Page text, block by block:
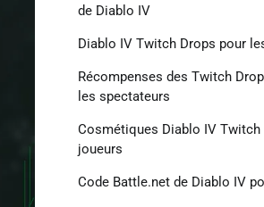
de Diablo IV
Diablo IV Twitch Drops pour
Récompenses des Twitch
les spectateurs
Cosmétiques Diablo IV Twitch
joueurs
Code Battle.net de Diablo IV